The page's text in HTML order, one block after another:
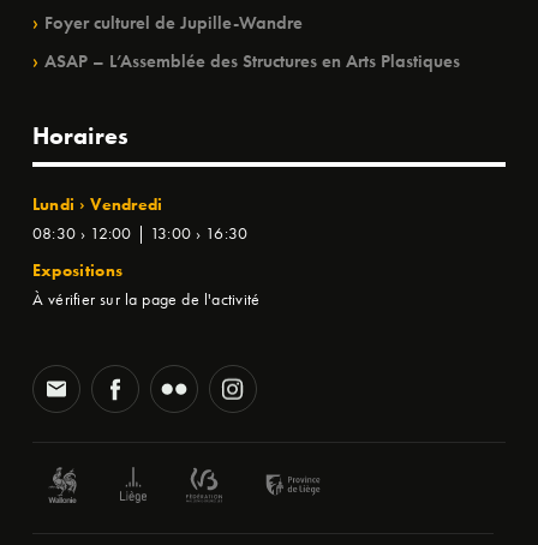
Foyer culturel de Jupille-Wandre
ASAP – L’Assemblée des Structures en Arts Plastiques
Horaires
Lundi › Vendredi
08:30 › 12:00 | 13:00 › 16:30
Expositions
À vérifier sur la page de l'activité